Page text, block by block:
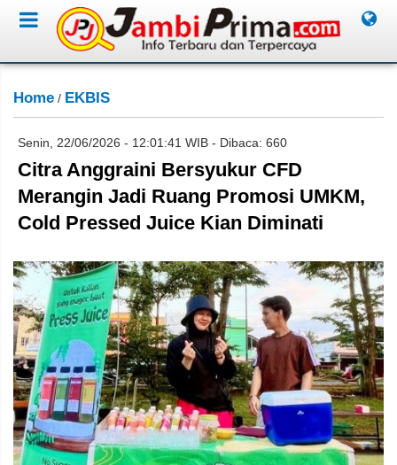
Home / EKBIS
Senin, 22/06/2026 - 12:01:41 WIB - Dibaca: 660
Citra Anggraini Bersyukur CFD
Merangin Jadi Ruang Promosi UMKM,
Cold Pressed Juice Kian Diminati